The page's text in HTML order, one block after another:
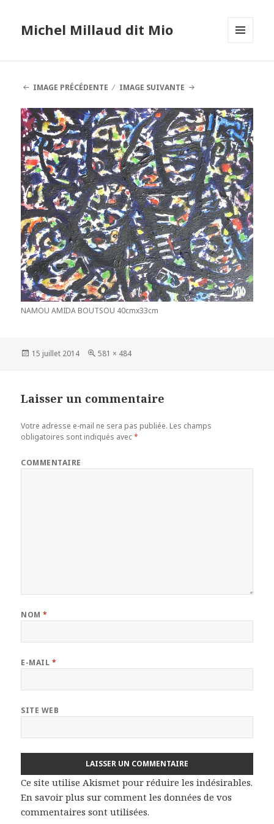
Michel Millaud dit Mio
IMAGE PRÉCÉDENTE
IMAGE SUIVANTE
NAMOU AMIDA BOUTSOU 40cmx33cm
Publié
15 juillet 2014
Taille
581 × 484
Laisser un commentaire
Votre adresse e-mail ne sera pas publiée. Les champs
obligatoires sont indiqués avec*
COMMENTAIRE
NOM*
E-MAIL *
SITE WEB
Ce site utilise Akismet pour réduire les indésirables.
En savoir plus sur comment les données de vos
commentaires sont utilisées.